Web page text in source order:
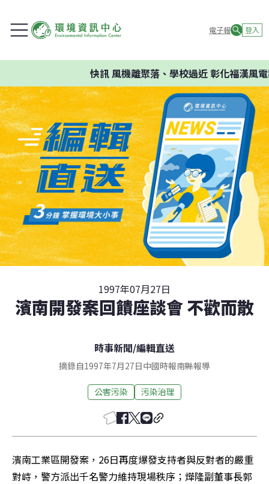
電子報 登入
快訊風機離聚落、學校過近 彰化福漢風電
1997年07月27日
濱南開發案回饋座談會 不歡而散
時事新聞/編輯直送
摘錄自1997年7月27日中國時報南縣報導
公害污染 污染治理
濱南工業區開發案，26日再度爆發支持者與反對者的嚴重
對峙，警方派出千名警力維持現場秩序；燁隆副董事長郭